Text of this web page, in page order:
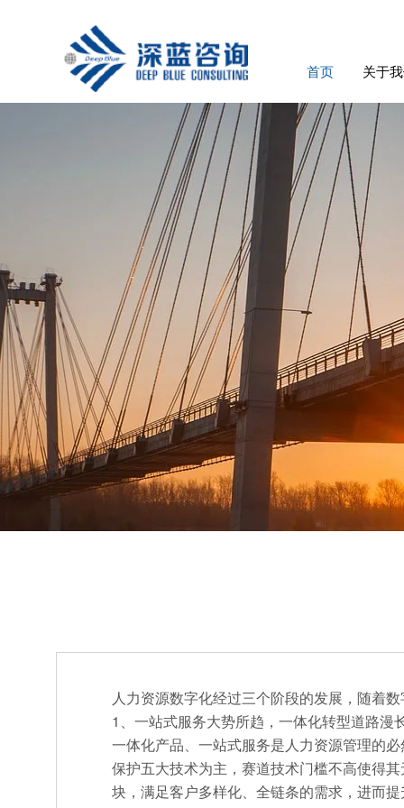
首页 关于
人力资源数字化经过三个阶段的发展，随着
1、一站式服务大势所趋，一体化转型道路漫
一体化产品、一站式服务是人力资源管理的
保护五大技术为主，赛道技术门槛不高使得
块，满足客户多样化、全链条的需求，进而